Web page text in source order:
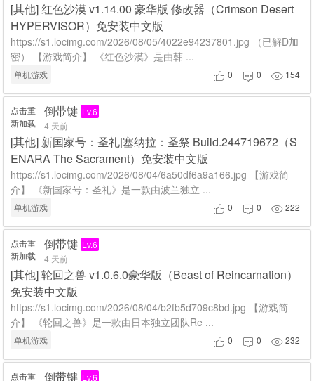
[其他]红色沙漠 v1.14.00 豪华版 修改器（Crimson Desert
HYPERVISOR）免安装中文版
https://s1.locimg.com/2026/08/05/4022e94237801.jpg （已解D加
密） 【游戏简介】 《红色沙漠》是由韩 ...
单机游戏  0  0  154
点击重
新加载
倒带键 Lv.6
4 天前
[其他] 新国家号：圣礼|塞纳拉：圣祭 Build.244719672（S
ENARA The Sacrament）免安装中文版
https://s1.locimg.com/2026/08/04/6a50df6a9a166.jpg 【游戏简
介】 《新国家号：圣礼》是一款由波兰独立 ...
单机游戏  0  0 222
点击重
新加载
倒带键 Lv.6
4 天前
[其他]轮回之兽 v1.0.6.0豪华版（Beast of Reincarnation）
免安装中文版
https://s1.locimg.com/2026/08/04/b2fb5d709c8bd.jpg 【游戏简
介】 《轮回之兽》是一款由日本独立团队Re ...
单机游戏  0  0 232
点击重 倒带键 Lv.6